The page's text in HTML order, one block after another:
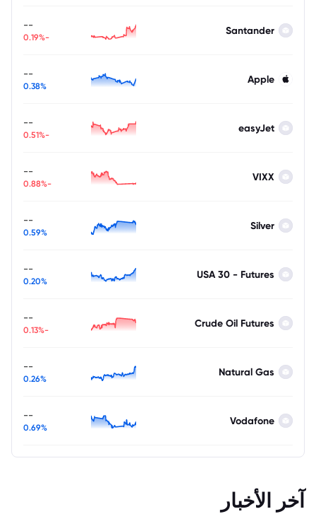
Santander
--
-0.19%
Apple
--
0.38%
easyJet
--
-0.51%
VIXX
--
-0.88%
Silver
--
0.59%
USA 30 - Futures
--
0.20%
Crude Oil Futures
--
-0.13%
Natural Gas
--
0.26%
Vodafone
--
0.69%
آخر الأخبار